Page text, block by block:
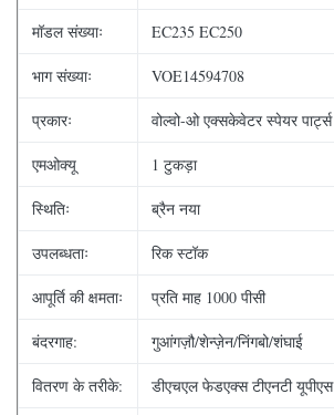
मॉडल संख्याः EC235 EC250
भाग संख्याः VOE14594708
प्रकारः वोल्वो-ओ एक्सकेवेटर स्पेयर पार्ट्स
एमओक्यू 1 टुकड़ा
स्थितिः ब्रैन नया
उपलब्धताः रिक स्टॉक
आपूर्ति की क्षमताः प्रति माह 1000 पीसी
बंदरगाह: गुआंगज़ौ/शेन्ज़ेन/निंगबो/शंघाई
वितरण के तरीके: डीएचएल फेडएक्स टीएनटी यूपीएस